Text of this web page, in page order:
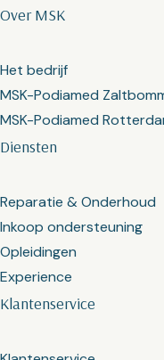
Klantenservice
Diensten
Reparatie & Onderhoud
Inkoop ondersteuning
Opleidingen
Experience
Over MSK
Het bedrijf
MSK-Podiamed
MSK-Podiamed